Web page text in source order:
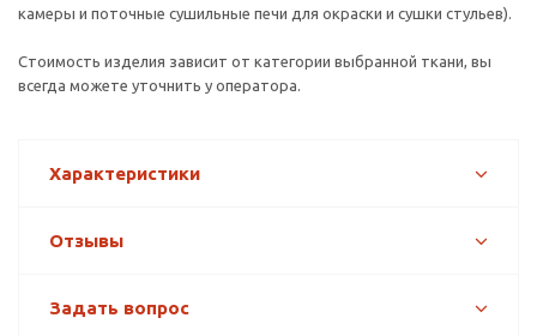
камеры и поточные сушильные печи для окраски и сушки стульев).
Стоимость изделия зависит от категории выбранной ткани, вы
всегда можете уточнить у оператора.
Характеристики
Отзывы
Задать вопрос